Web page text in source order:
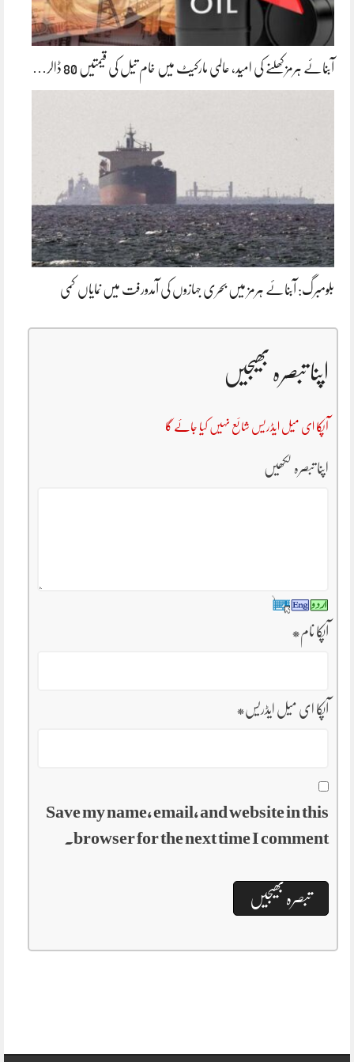
آبنائے ہرمز کھلنے کی امید، عالمی مارکیٹ میں خام تیل کی قیمتیں 80 ڈالر…
بلومبرگ: آبنائے ہرمز میں بحری جہازوں کی آمدورفت میں نمایاں کمی
اپنا تبصرہ بھیجیں
آپکا ای میل ایڈریس شائع نہیں کیا جائے گا
اپنا تبصرہ لکھیں
آپکا نام*
آپکا ای میل ایڈریس*
Save my name, email, and website in this
browser for the next time I comment.